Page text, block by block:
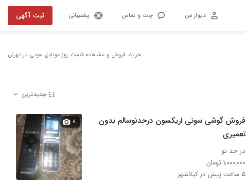
دیوار من چت و تماس پشتیبانی ثبت آگهی
خرید، فروش و مشاهده قیمت روز موبایل سونی در تهران
جدیدترین
فروش گوشی سونی اریکسون درحدنوسالم بدون
تعمیری
در حد نو
۱,۰۰۰,۰۰۰ تومان
۵ ساعت پیش در کیانشهر
۸